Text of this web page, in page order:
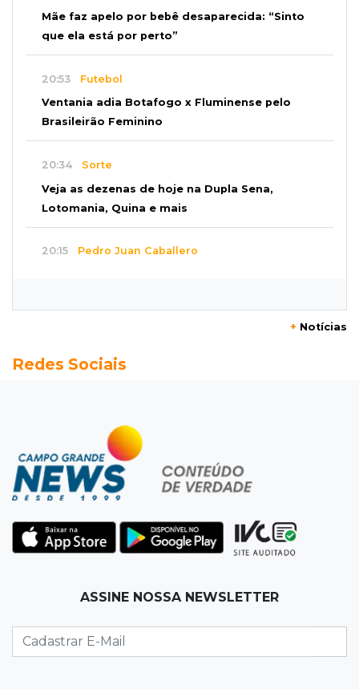
Mãe faz apelo por bebê desaparecida: “Sinto
que ela está por perto”
20:53 Futebol
Ventania adia Botafogo x Fluminense pelo
Brasileirão Feminino
20:34 Sorte
Veja as dezenas de hoje na Dupla Sena,
Lotomania, Quina e mais
20:15 Pedro Juan Caballero
Suspeitos de ocupar avião interceptado pela
Cotação
Dólar comercial cai 0,46% e encerra semana
cotado a R$ 5,08
Foragido que se passava por pastor morre
após reagir à abordagem policial
Certidão
do pai a cada 2h
+ Notícias
Redes Sociais
ASSINE NOSSA NEWSLETTER